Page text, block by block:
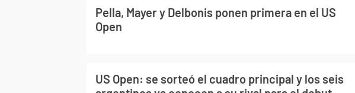
Pella, Mayer y Delbonis ponen primera en el US
Open
US Open: se sorteó el cuadro principal y los seis